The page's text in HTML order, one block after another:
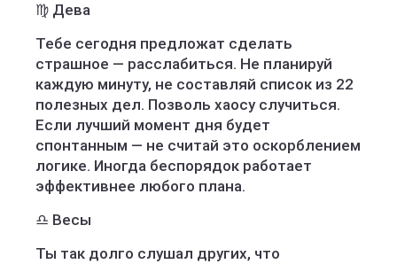
♍ Дева
Тебе сегодня предложат сделать
страшное — расслабиться. Не планируй
каждую минуту, не составляй список из 22
полезных дел. Позволь хаосу случиться.
Если лучший момент дня будет
спонтанным — не считай это оскорблением
логике. Иногда беспорядок работает
эффективнее любого плана.
♎ Весы
Ты так долго слушал других, что